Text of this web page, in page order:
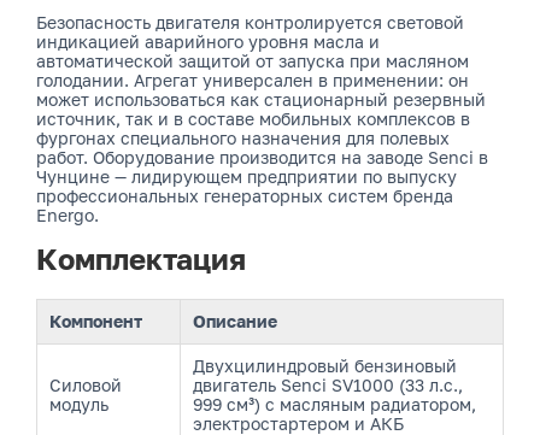
Безопасность двигателя контролируется световой
индикацией аварийного уровня масла и
автоматической защитой от запуска при масляном
голодании. Агрегат универсален в применении: он
может использоваться как стационарный резервный
источник, так и в составе мобильных комплексов в
фургонах специального назначения для полевых
работ. Оборудование производится на заводе Senci в
Чунцине — лидирующем предприятии по выпуску
профессиональных генераторных систем бренда
Energo.
Комплектация
Компонент Описание
Силовой
модуль
Двухцилиндровый бензиновый
двигатель Senci SV1000 (33 л.с.,
999 см³) с масляным радиатором,
электростартером и АКБ